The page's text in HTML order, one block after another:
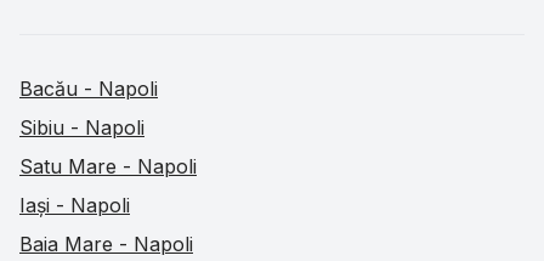
Bacău - Napoli
Sibiu - Napoli
Satu Mare - Napoli
Iași - Napoli
Baia Mare - Napoli